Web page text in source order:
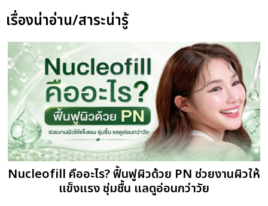
เรื่องน่าอ่าน/สาระน่ารู้
Nucleofill คืออะไร? ฟื้นฟูผิวด้วย PN ช่วยงานผิวให้
แข็งแรง ชุ่มชื้น แลดูอ่อนกว่าวัย